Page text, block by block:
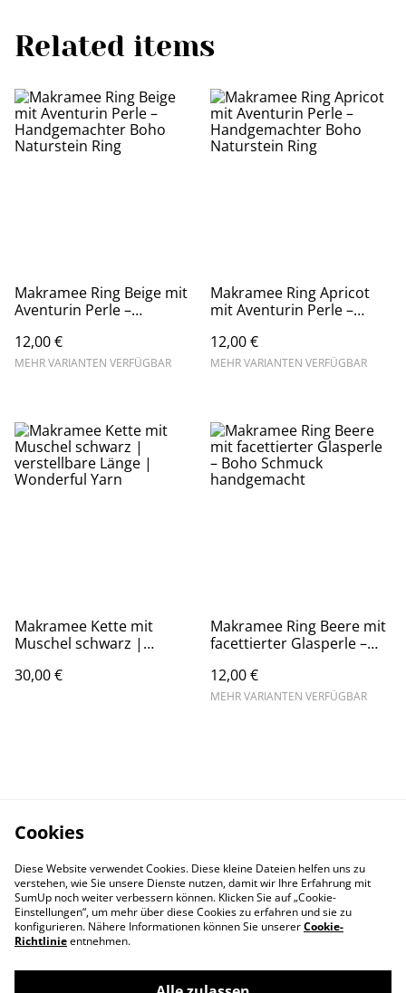
Related items
Makramee Ring Beige mit
Aventurin Perle –
Naturstein Ring
12,00 €
MEHR VARIANTEN VERFÜGBAR
Makramee Ring Apricot
mit Aventurin Perle –
Naturstein Ring
12,00 €
MEHR VARIANTEN VERFÜGBAR
Makramee Kette mit
Muschel schwarz |
Wonderful Yarn
30,00 €
Makramee Ring Beere mit
facettierter Glasperle –
handgemacht
12,00 €
MEHR VARIANTEN VERFÜGBAR
Cookies
Diese Website verwendet Cookies. Diese kleine Dateien helfen uns zu
verstehen, wie Sie unsere Dienste nutzen, damit wir Ihre Erfahrung mit
SumUp noch weiter verbessern können. Klicken Sie auf „Cookie-
Einstellungen“, um mehr über diese Cookies zu erfahren und sie zu
konfigurieren. Nähere Informationen können Sie unsererCookie-
Richtlinieentnehmen.